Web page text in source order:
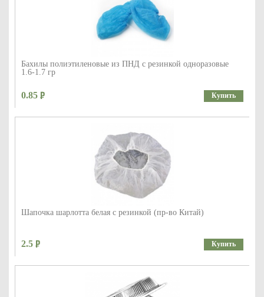
Бахилы полиэтиленовые из ПНД с резинкой одноразовые
1.6-1.7 гр
0.85 Купить
Шапочка шарлотта белая с резинкой (пр-во Китай)
2.5 Купить